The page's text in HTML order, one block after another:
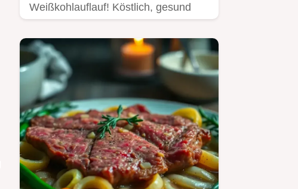
Weißkohlauflauf! Köstlich, gesund